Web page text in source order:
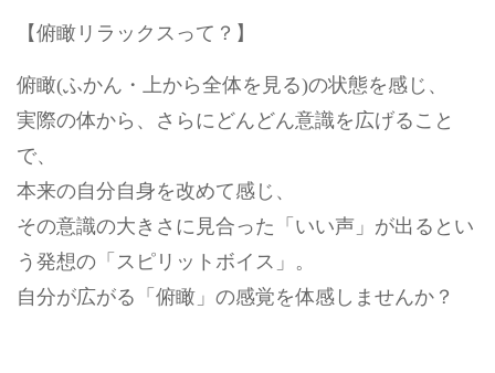
【俯瞰リラックスって？】
俯瞰(ふかん・上から全体を見る)の状態を感じ、
実際の体から、さらにどんどん意識を広げること
で、
本来の自分自身を改めて感じ、
その意識の大きさに見合った「いい声」が出るとい
う発想の「スピリットボイス」。
自分が広がる「俯瞰」の感覚を体感しませんか？